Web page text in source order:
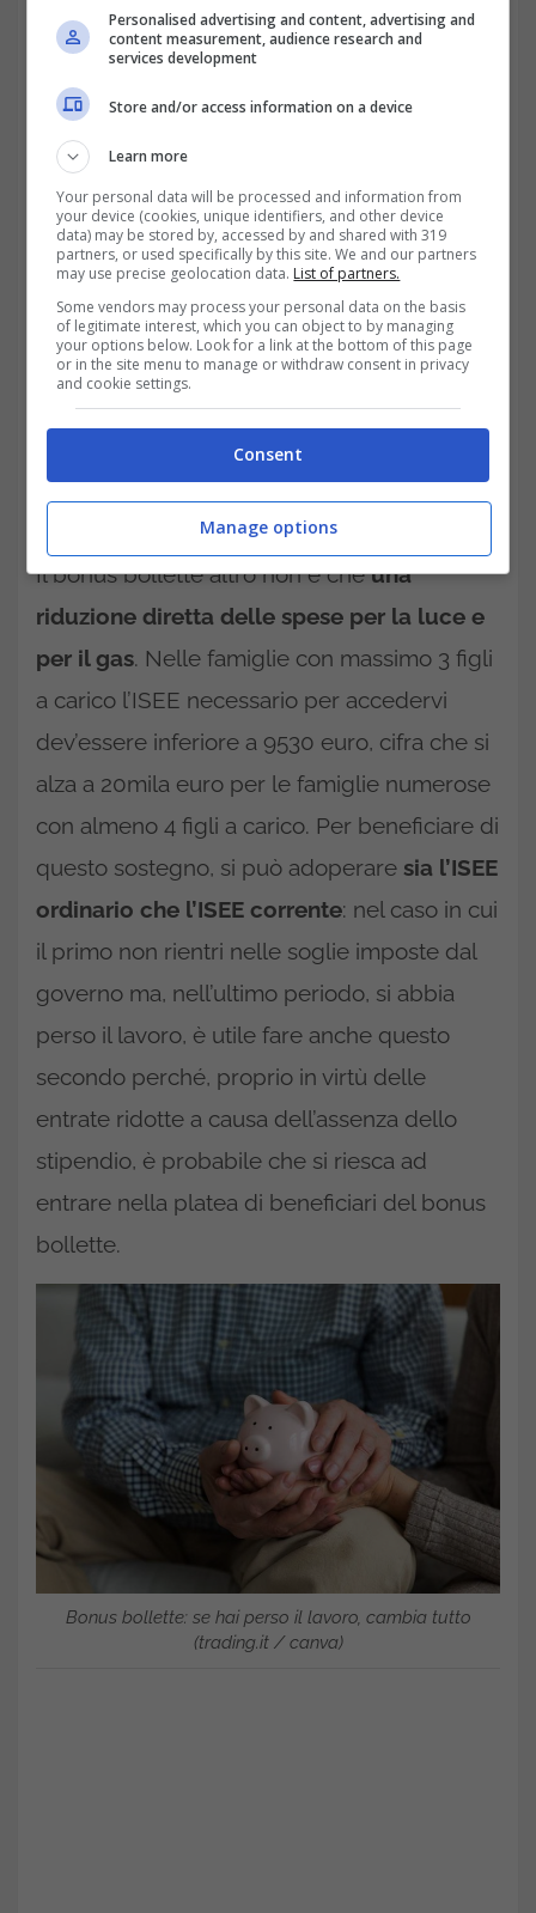
Bonus bollette: se hai perso il lavoro, cambia tutto
(trading.it / canva)
Il bonus bollette altro non è cheuna
riduzione diretta delle spese per la luce e
per il gas. Nelle famiglie con massimo 3 figli
a carico l’ISEE necessario per accedervi
dev’essere inferiore a 9530 euro, cifra che si
alza a 20mila euro per le famiglie numerose
con almeno 4 figli a carico. Per beneficiare di
questo sostegno, si può adoperare sia l’ISEE
ordinario che l’ISEE corrente: nel caso in cui
il primo non rientri nelle soglie imposte dal
governo ma, nell’ultimo periodo, si abbia
perso il lavoro, è utile fare anche questo
secondo perché, proprio in virtù delle
entrate ridotte a causa dell’assenza dello
stipendio, è probabile che si riesca ad
entrare nella platea di beneficiari del bonus
bollette.
Bonus bollette: se hai perso il lavoro, cambia tutto
(trading.it / canva)
Personalised advertising and content, advertising and
content measurement, audience research and
services development
Store and/or access information on a device
Learn more
Your personal data will be processed and information from
your device (cookies, unique identifiers, and other device
data) may be stored by, accessed by and shared with 319
partners, or used specifically by this site. We and our partners
may use precise geolocation data. List of partners.
Some vendors may process your personal data on the basis
of legitimate interest, which you can object to by managing
your options below. Look for a link at the bottom of this page
or in the site menu to manage or withdraw consent in privacy
and cookie settings.
Consent
Manage options